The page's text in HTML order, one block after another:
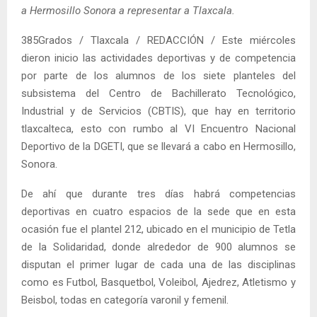
a Hermosillo Sonora a representar a Tlaxcala.
385Grados / Tlaxcala / REDACCIÓN / Este miércoles
dieron inicio las actividades deportivas y de competencia
por parte de los alumnos de los siete planteles del
subsistema del Centro de Bachillerato Tecnológico,
Industrial y de Servicios (CBTIS), que hay en territorio
tlaxcalteca, esto con rumbo al VI Encuentro Nacional
Deportivo de la DGETI, que se llevará a cabo en Hermosillo,
Sonora.
De ahí que durante tres días habrá competencias
deportivas en cuatro espacios de la sede que en esta
ocasión fue el plantel 212, ubicado en el municipio de Tetla
de la Solidaridad, donde alrededor de 900 alumnos se
disputan el primer lugar de cada una de las disciplinas
como es Futbol, Basquetbol, Voleibol, Ajedrez, Atletismo y
Beisbol, todas en categoría varonil y femenil.